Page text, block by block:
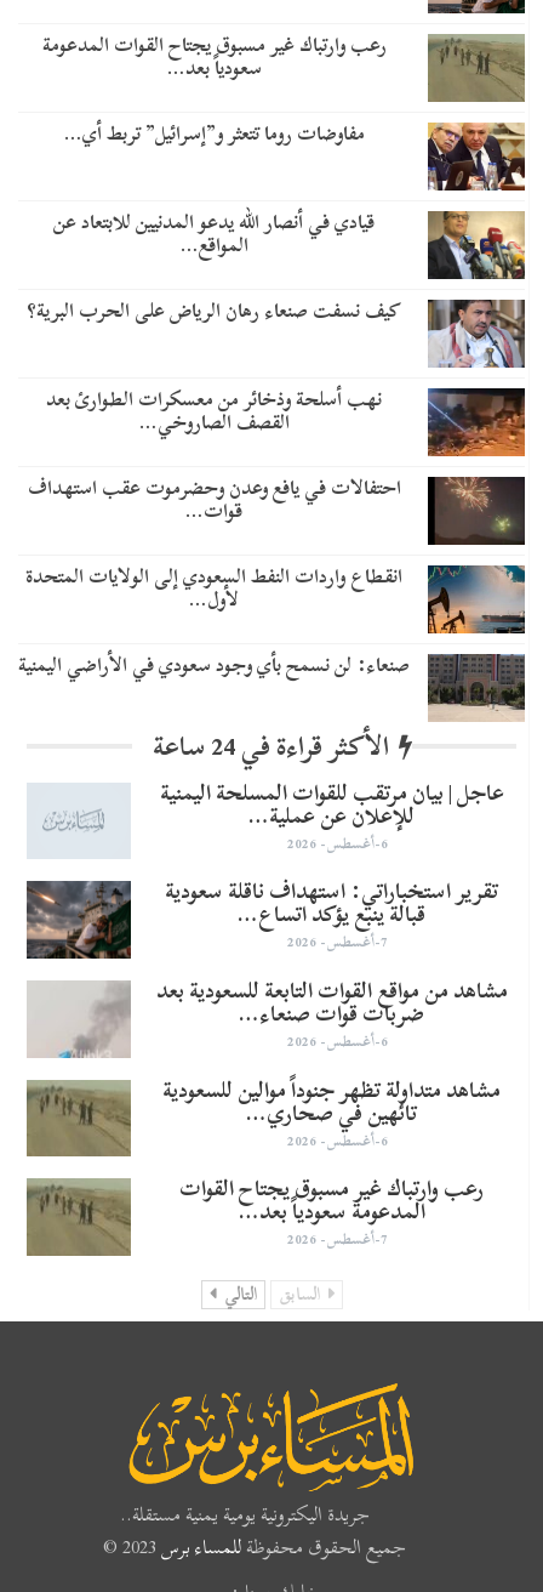
رعب وارتباك غير مسبوق يجتاح القوات المدعومة
سعودياً بعد…
مفاوضات روما تتعثر و”إسرائيل” تربط أي…
قيادي في أنصار الله يدعو المدنيين للابتعاد عن
المواقع…
كيف نسفت صنعاء رهان الرياض على الحرب البرية؟
نهب أسلحة وذخائر من معسكرات الطوارئ بعد
القصف الصاروخي…
احتفالات في يافع وعدن وحضرموت عقب استهداف
قوات…
انقطاع واردات النفط السعودي إلى الولايات المتحدة
لأول…
صنعاء: لن نسمح بأي وجود سعودي في الأراضي اليمنية
الأكثر قراءة في 24 ساعة
عاجل | بيان مرتقب للقوات المسلحة اليمنية
للإعلان عن عملية…
6-أغسطس- 2026
تقرير استخباراتي: استهداف ناقلة سعودية
قبالة ينبع يؤكد اتساع…
7-أغسطس- 2026
مشاهد من مواقع القوات التابعة للسعودية بعد
ضربات قوات صنعاء…
6-أغسطس- 2026
مشاهد متداولة تظهر جنوداً موالين للسعودية
تائهين في صحاري…
6-أغسطس- 2026
رعب وارتباك غير مسبوق يجتاح القوات
المدعومة سعودياً بعد…
7-أغسطس- 2026
السابق التالي
جريدة اليكترونية يومية يمنية مستقلة..
جميع الحقوق محفوظةللمساء برس